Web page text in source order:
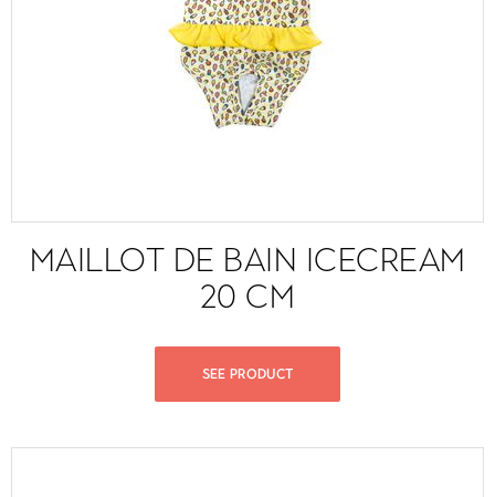
MAILLOT DE BAIN ICECREAM
20 CM
SEE PRODUCT